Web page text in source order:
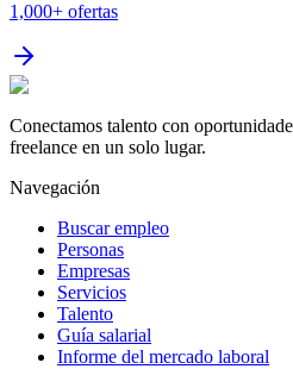
1,000+ ofertas
Conectamos talento con
freelance en un solo lugar.
Navegación
Buscar empleo
Personas
Empresas
Servicios
Talento
Guía salarial
Informe del mercado laboral